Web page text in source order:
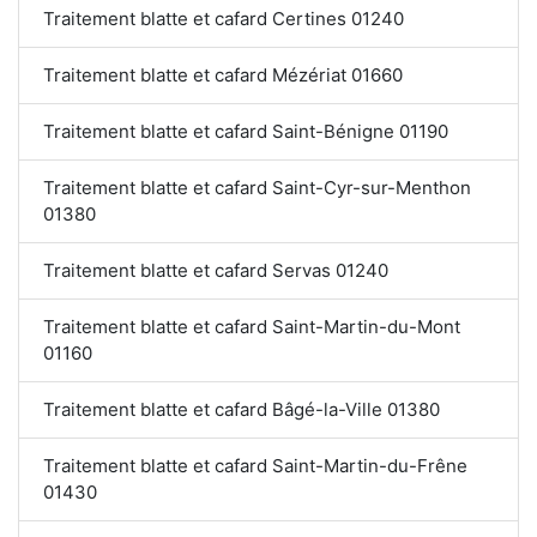
Traitement blatte et cafard Certines 01240
Traitement blatte et cafard Mézériat 01660
Traitement blatte et cafard Saint-Bénigne 01190
Traitement blatte et cafard Saint-Cyr-sur-Menthon
01380
Traitement blatte et cafard Servas 01240
Traitement blatte et cafard Saint-Martin-du-Mont
01160
Traitement blatte et cafard Bâgé-la-Ville 01380
Traitement blatte et cafard Saint-Martin-du-Frêne
01430